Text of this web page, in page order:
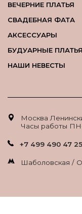
ВЕЧЕРНИЕ ПЛАТЬЯ
СВАДЕБНАЯ ФАТА
АКСЕССУАРЫ
БУДУАРНЫЕ ПЛАТЬЯ
НАШИ НЕВЕСТЫ
Москва
Часы работы
+7 499 490 47 25
Шаболовская /